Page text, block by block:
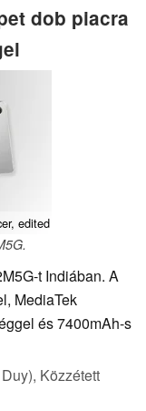
dob piacra
edited
t Indiában. A
MediaTek
és 7400mAh-s
Közzétett